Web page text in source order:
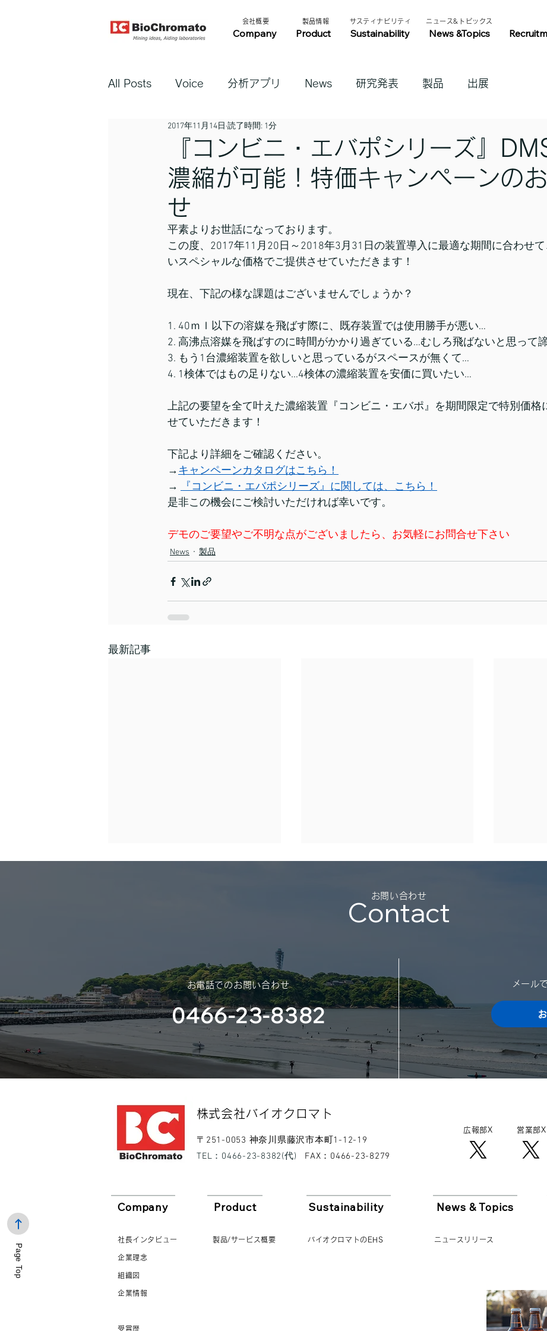
Company Product Sustainability News &Topics
​製品情報​​
​会社概要​​ ​サスティナビリティ​ ​ニュース&トピックス​
All Posts Voice 分析アプリ News 研究発表 製品 出展
『コンビニ・エバポシリーズ』
濃縮が可能！特価キャンペーンの
せ
2017年11月14日 読了時間: 1分
平素よりお世話になっております。
この度、2017年11月20日～2018年3月31日の装置導入に最適な期間に合わせ
いスペシャルな価格でご提供させていただきます！
現在、下記の様な課題はございませんでしょうか？
1. 40ｍｌ以下の溶媒を飛ばす際に、既存装置では使用勝手が悪い…
2. 高沸点溶媒を飛ばすのに時間がかかり過ぎている…むしろ飛ばないと思って
3. もう1台濃縮装置を欲しいと思っているがスペースが無くて…
4. 1検体ではもの足りない…4検体の濃縮装置を安価に買いたい…
上記の要望を全て叶えた濃縮装置『コンビニ・エバポ』を期間限定で特別価格
せていただきます！
下記より詳細をご確認ください。
→キャンペーンカタログはこちら！
→
『コンビニ・エバポシリーズ』に関しては、こちら！
是非この機会にご検討いただければ幸いです。
デモのご要望やご不明な点がございましたら、お気軽にお問合せ下さい
News 製品
最新記事
休業のご案内を申し上げます。
（神奈川大学体育会サッカー
部様）
了承い
願い申
日：
2024年8
Contact
​お問い合わせ
​お電話でのお問い合わせ
0466-23-8382
メール
Page Top
​株式会社バイオクロマト​
​〒251-0053 神奈川県藤沢市本町1-12-19
​TEL：0466-23-8382(代)
​FAX：0466-23-8279
広報​部X 営業部X
Company
社長インタビュー
企業理念
組織図
企業情報
受賞歴
Product
製品/サービス概要
Sustainability
バイオクロマトのEHS
News & Topics
ニュースリリース